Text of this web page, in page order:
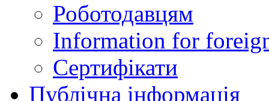
Роботодавцям
Information for
Сертифікати
Публічна інформація